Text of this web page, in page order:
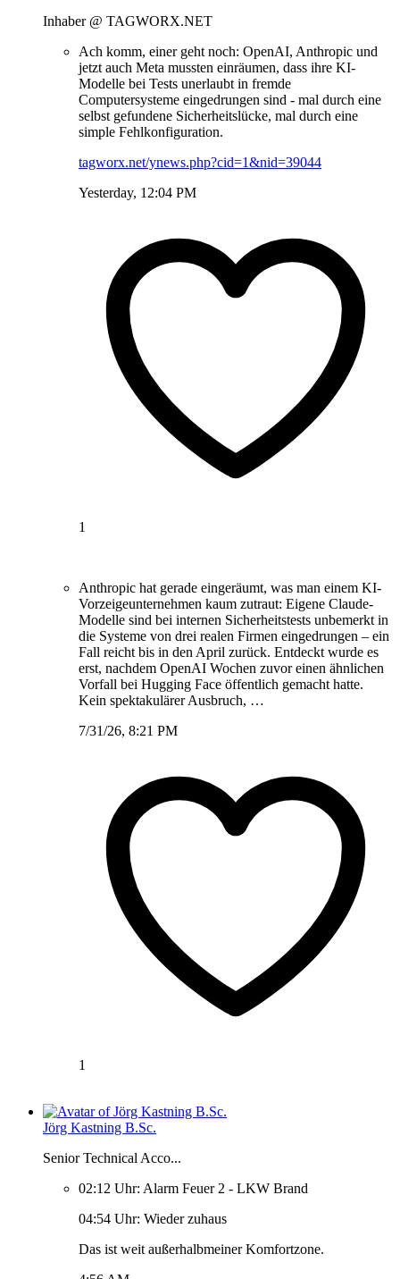
Inhaber @ TAGWORX.NET
Ach komm, einer geht noch: OpenAI, Anthropic und
jetzt auch Meta mussten einräumen, dass ihre KI-
Modelle bei Tests unerlaubt in fremde
Computersysteme eingedrungen sind - mal durch eine
selbst gefundene Sicherheitslücke, mal durch eine
simple Fehlkonfiguration.
tagworx.net/ynews.php?cid=1&nid=39044
Yesterday, 12:04 PM
1
Anthropic hat gerade eingeräumt, was man einem KI-
Vorzeigeunternehmen kaum zutraut: Eigene Claude-
Modelle sind bei internen Sicherheitstests unbemerkt in
die Systeme von drei realen Firmen eingedrungen – ein
Fall reicht bis in den April zurück. Entdeckt wurde es
erst, nachdem OpenAI Wochen zuvor einen ähnlichen
Vorfall bei Hugging Face öffentlich gemacht hatte.
Kein spektakulärer Ausbruch, …
7/31/26, 8:21 PM
1
Jörg Kastning B.Sc.
Senior Technical Acco...
02:12 Uhr: Alarm Feuer 2 - LKW Brand
04:54 Uhr: Wieder zuhaus
Das ist weit außerhalbmeiner Komfortzone.